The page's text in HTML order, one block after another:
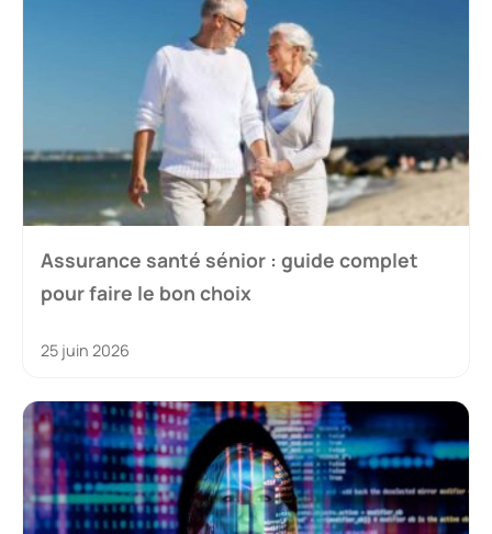
Assurance santé sénior : guide complet
pour faire le bon choix
25 juin 2026